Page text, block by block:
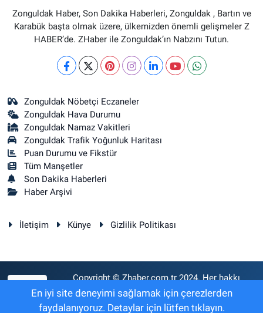
Zonguldak Haber, Son Dakika Haberleri, Zonguldak , Bartın ve
Karabük başta olmak üzere, ülkemizden önemli gelişmeler Z
HABER’de. ZHaber ile Zonguldak’ın Nabzını Tutun.
Zonguldak Nöbetçi Eczaneler
Zonguldak Hava Durumu
Zonguldak Namaz Vakitleri
Zonguldak Trafik Yoğunluk Haritası
Puan Durumu ve Fikstür
Tüm Manşetler
Son Dakika Haberleri
Haber Arşivi
İletişim Künye Gizlilik Politikası
Copyright © Zhaber.com.tr 2024. Her hakkı
saklıdır.
En iyi site deneyimi sağlamak için çerezlerden
faydalanıyoruz. Detaylar için lütfen tıklayın.